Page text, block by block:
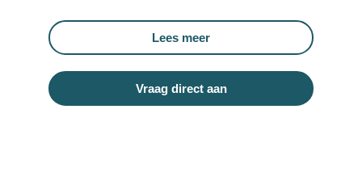
Lees meer
Vraag direct aan